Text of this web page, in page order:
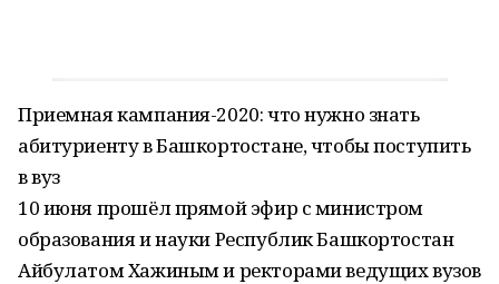
Приемная кампания-2020: что нужно знать
абитуриенту в Башкортостане, чтобы поступить
в вуз
10 июня прошёл прямой эфир с министром
образования и науки Республик Башкортостан
Айбулатом Хажиным и ректорами ведущих вузов